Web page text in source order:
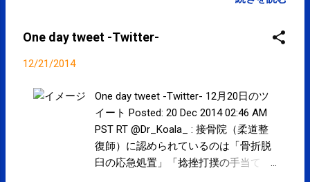
One day tweet -Twitter-
12/21/2014
One day tweet -Twitter- 12月20日のツ
イート Posted: 20 Dec 2014 02:46 AM
PST RT @Dr_Koala_ : 接骨院（柔道整
復師）に認められているのは「骨折脱
臼の応急処置」「捻挫打撲の手当て」